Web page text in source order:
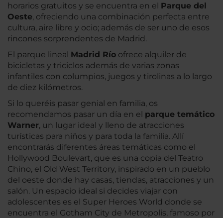
horarios gratuitos y se encuentra en el Parque del
Oeste, ofreciendo una combinación perfecta entre
cultura, aire libre y ocio; además de ser uno de esos
rincones sorprendentes de Madrid.
El parque lineal Madrid Río ofrece alquiler de
bicicletas y triciclos además de varias zonas
infantiles con columpios, juegos y tirolinas a lo largo
de diez kilómetros.
Si lo queréis pasar genial en familia, os
recomendamos pasar un día en el parque temático
Warner, un lugar ideal y lleno de atracciones
turísticas para niños y para toda la familia. Allí
encontrarás diferentes áreas temáticas como el
Hollywood Boulevart, que es una copia del Teatro
Chino, el Old West Territory, inspirado en un pueblo
del oeste donde hay casas, tiendas, atracciones y un
salón. Un espacio ideal si decides viajar con
adolescentes es el Super Heroes World donde se
encuentra el Gotham City de Metropolis, famoso por